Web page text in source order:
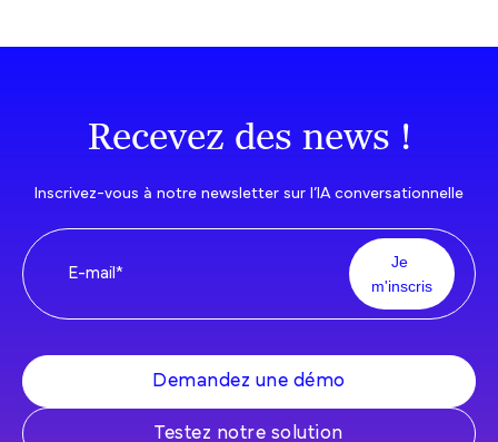
Recevez des news !
Inscrivez-vous à notre newsletter sur l’IA conversationnelle
Demandez une démo
Testez notre solution